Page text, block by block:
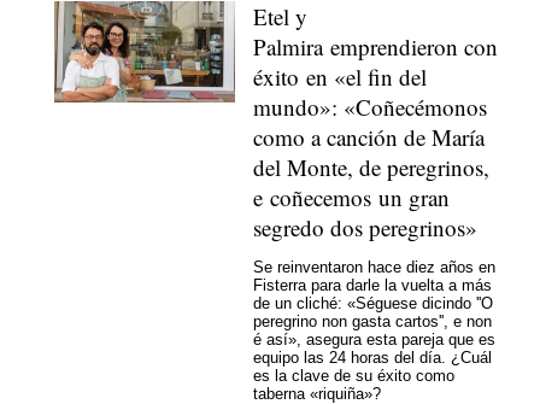
Etel y
Palmira emprendieron con
éxito en «el fin del
mundo»: «Coñecémonos
como a canción de María
del Monte, de peregrinos,
e coñecemos un gran
segredo dos peregrinos»
Se reinventaron hace diez años en
Fisterra para darle la vuelta a más
de un cliché: «Séguese dicindo ''O
peregrino non gasta cartos'', e non
é así», asegura esta pareja que es
equipo las 24 horas del día. ¿Cuál
es la clave de su éxito como
taberna «riquiña»?